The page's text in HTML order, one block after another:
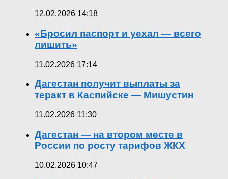
12.02.2026 14:18
«Бросил паспорт и уехал — всего
лишить»
11.02.2026 17:14
Дагестан получит выплаты за
теракт в Каспийске — Мишустин
11.02.2026 11:30
Дагестан — на втором месте в
России по росту тарифов ЖКХ
10.02.2026 10:47